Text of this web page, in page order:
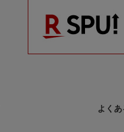
よく